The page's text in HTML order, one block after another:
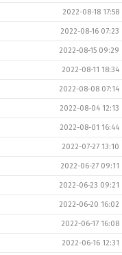
2022-08-18 17:58
2022-08-16 07:23
2022-08-15 09:29
2022-08-11 18:34
2022-08-08 07:14
2022-08-04 12:13
2022-08-01 16:44
2022-07-27 13:10
2022-06-27 09:11
2022-06-23 09:21
2022-06-20 16:02
2022-06-17 16:08
2022-06-16 12:31